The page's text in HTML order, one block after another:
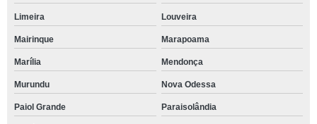
Limeira Louveira
Mairinque Marapoama
Marília Mendonça
Murundu Nova Odessa
Paiol Grande Paraisolândia